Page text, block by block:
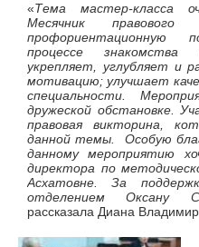
«Тема мастер-класса
Месячник правового
профориентационную
процессе
укрепляет, углубляет и
мотивацию; улучшает
специальности.
дружеской обстановке.
правовая викторина,
данной темы. Особую
данному мероприятию
директора по
Асхатовне. За
отделением Оксану
рассказала Диана